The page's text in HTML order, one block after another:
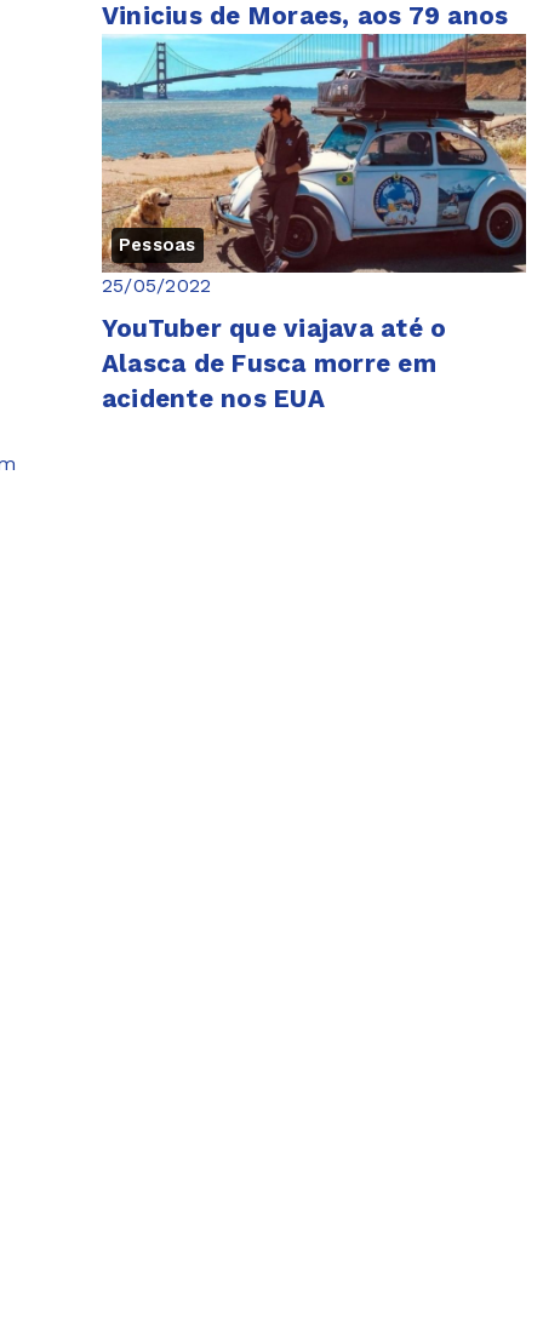
Vinicius de Moraes, aos 79 anos
Pessoas
25/05/2022
YouTuber que viajava até o
Alasca de Fusca morre em
acidente nos EUA